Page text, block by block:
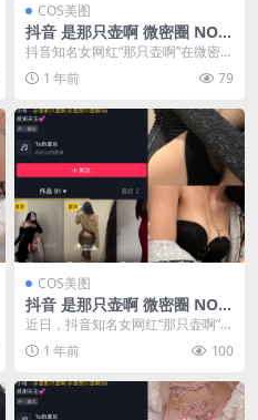
COS美图
抖音 是那只壶啊 微密圈 NO.0
15期 【87P13V】(3198409抖
音是谁)
抖音知名女网红“那只壶啊”在微密圈
NO.015期中分享了她的日常生活点
滴。在这个...
1 年前 79
COS美图
抖音 是那只壶啊 微密圈 NO.0
14期 【89P4V】(抖音到底是
谁)
近日，抖音知名女网红“那只壶啊”在
微密圈发布了NO.014期内容，分享
了一系列引...
1 年前 100